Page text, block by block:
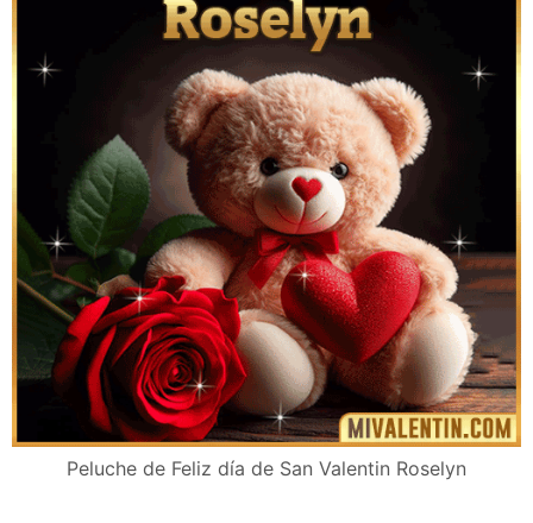
Peluche de Feliz día de San Valentin Roselyn